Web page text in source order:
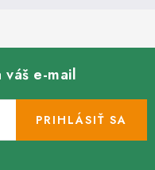
e-mail
PRIHLÁSIŤ SA